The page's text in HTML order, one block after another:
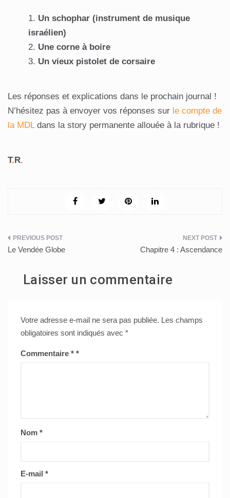
Un schophar (instrument de musique
israélien)
Une corne à boire
Un vieux pistolet de corsaire
Les réponses et explications dans le prochain journal !
N’hésitez pas à envoyer vos réponses sur le compte de
la MDLdans la story permanente allouée à la rubrique !
T.R.
Navigation
l’article
Le Vendée Globe Chapitre 4 : Ascendance
Laisser un commentaire
Votre adresse e-mail ne sera pas publiée. Les champs
obligatoires sont indiqués avec *
Commentaire *
Nom *
E-mail *